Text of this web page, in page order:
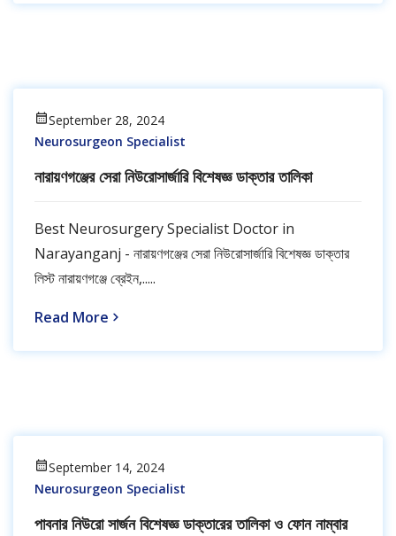
September 28, 2024
Neurosurgeon Specialist
নারায়ণগঞ্জের সেরা নিউরোসার্জারি বিশেষজ্ঞ ডাক্তার তালিকা
Best Neurosurgery Specialist Doctor in
Narayanganj - নারায়ণগঞ্জের সেরা নিউরোসার্জারি বিশেষজ্ঞ ডাক্তার
লিস্ট নারায়ণগঞ্জে ব্রেইন,.....
Read More
September 14, 2024
Neurosurgeon Specialist
পাবনার নিউরো সার্জন বিশেষজ্ঞ ডাক্তারের তালিকা ও ফোন নাম্বার